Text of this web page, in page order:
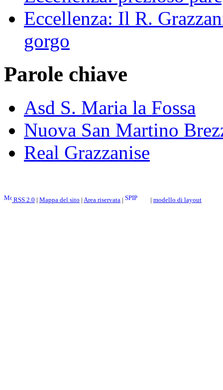
Eccellenza: Il R.
gorgo
Parole chiave
Asd S. Maria la Fossa
Nuova San Martino
Real Grazzanise
RSS 2.0 | Mappa del sito | Area riservata | | modello di layout